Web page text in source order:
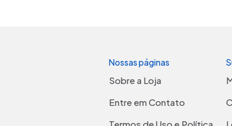
Nossas páginas
Sobre a Loja
Entre em Contato
Termos de Uso e Política